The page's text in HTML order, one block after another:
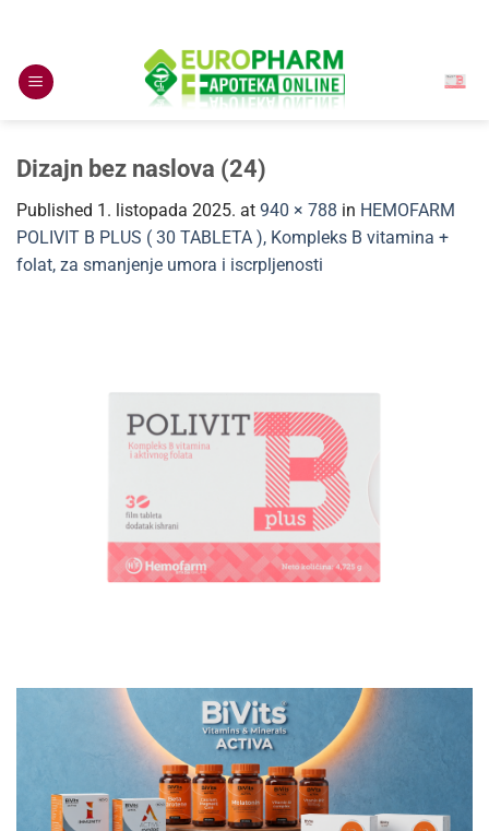
content
Dizajn bez naslova (24)
Published 1. listopada 2025. at 940 × 788 in HEMOFARM
POLIVIT B PLUS ( 30 TABLETA ), Kompleks B vitamina +
folat, za smanjenje umora i iscrpljenosti